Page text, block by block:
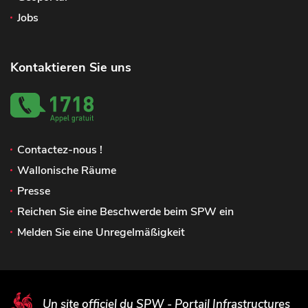
Jobs
Kontaktieren Sie uns
Contactez-nous !
Wallonische Räume
Presse
Reichen Sie eine Beschwerde beim SPW ein
Melden Sie eine Unregelmäßigkeit
Un site officiel du SPW - Portail Infrastructures